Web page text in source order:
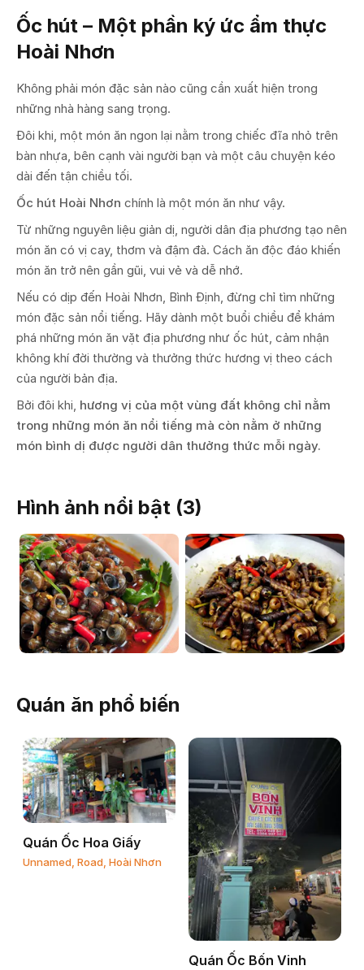
Ốc hút – Một phần ký ức ẩm thực
Hoài Nhơn
Không phải món đặc sản nào cũng cần xuất hiện trong
những nhà hàng sang trọng.
Đôi khi, một món ăn ngon lại nằm trong chiếc đĩa nhỏ trên
bàn nhựa, bên cạnh vài người bạn và một câu chuyện kéo
dài đến tận chiều tối.
Ốc hút Hoài Nhơn chính là một món ăn như vậy.
Từ những nguyên liệu giản dị, người dân địa phương tạo nên
món ăn có vị cay, thơm và đậm đà. Cách ăn độc đáo khiến
món ăn trở nên gần gũi, vui vẻ và dễ nhớ.
Nếu có dịp đến Hoài Nhơn, Bình Định, đừng chỉ tìm những
món đặc sản nổi tiếng. Hãy dành một buổi chiều để khám
phá những món ăn vặt địa phương như ốc hút, cảm nhận
không khí đời thường và thưởng thức hương vị theo cách
của người bản địa.
Bởi đôi khi, hương vị của một vùng đất không chỉ nằm
trong những món ăn nổi tiếng mà còn nằm ở những
món bình dị được người dân thưởng thức mỗi ngày.
Hình ảnh nổi bật (3)
Quán ăn phổ biến
Quán Ốc Hoa Giấy
Unnamed, Road, Hoài Nhơn
Quán Ốc Bốn Vinh